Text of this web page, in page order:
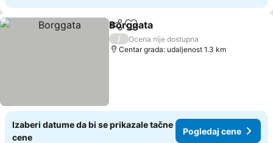
Deli Dodati u favorite
Borggata
/
Ocena nije dostupna
Centar grada: udaljenost 1.3 km
Izaberi datume da bi se prikazale tačne
cene
Pogledaj cene